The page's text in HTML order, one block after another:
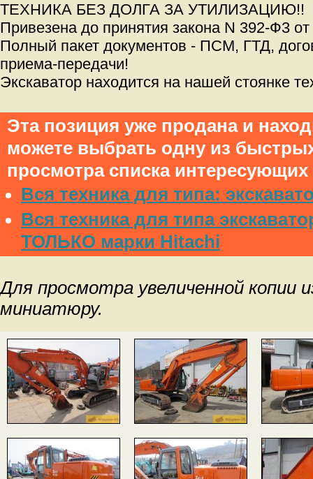
ТЕХНИКА БЕЗ ДОЛГА ЗА УТИЛИЗАЦИЮ!!
Привезена до принятия закона N 392-Ф3
Полный пакет документов - ПСМ, ГТД,
приема-передачи!
Экскаватор находится на нашей стоянке
Эта позиция уже продана и
можете выбрать одну из
просмотра списка
Вся техника для типа:
Вся техника для типа
ТОЛЬКО марки Hitachi
Для просмотра увеличенной копии
миниатюру.